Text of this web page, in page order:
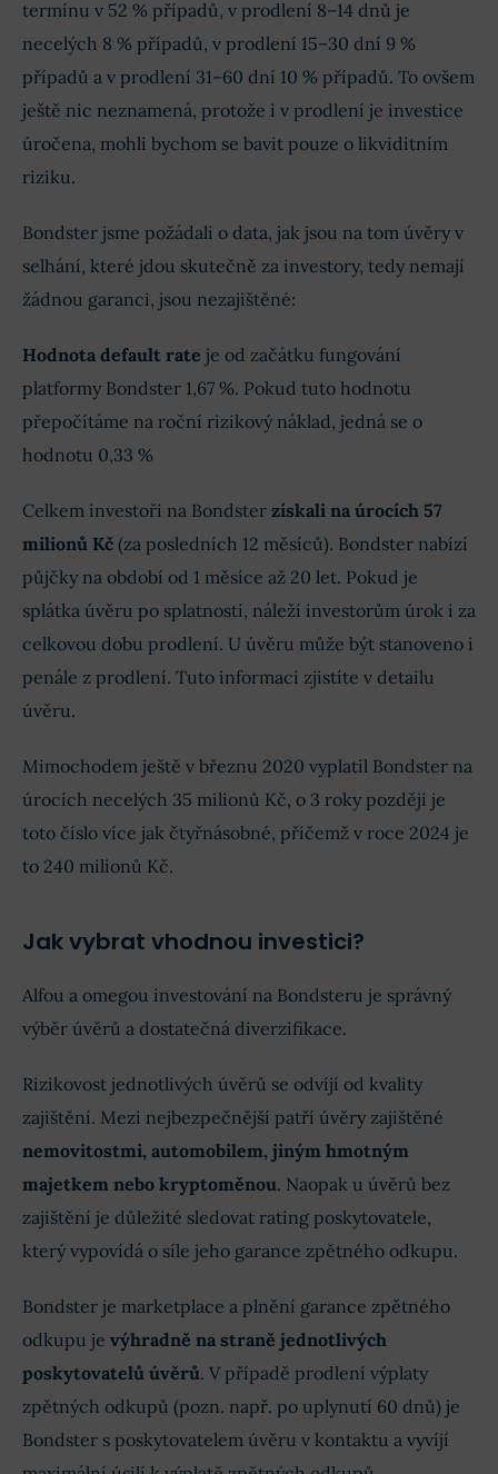
termínu v 52 % případů, v prodlení 8–14 dnů je
necelých 8 % případů, v prodlení 15–30 dní 9 %
případů a v prodlení 31–60 dní 10 % případů. To ovšem
ještě nic neznamená, protože i v prodlení je investice
úročena, mohli bychom se bavit pouze o likviditním
riziku.
Bondster jsme požádali o data, jak jsou na tom úvěry v
selhání, které jdou skutečně za investory, tedy nemají
žádnou garanci, jsou nezajištěné:
Hodnota default rate je od začátku fungování
platformy Bondster 1,67 %. Pokud tuto hodnotu
přepočítáme na roční rizikový náklad, jedná se o
hodnotu 0,33 %
Celkem investoři na Bondster získali na úrocích 57
milionů Kč (za posledních 12 měsíců). Bondster nabízí
půjčky na období od 1 měsíce až 20 let. Pokud je
splátka úvěru po splatnosti, náleží investorům úrok i za
celkovou dobu prodlení. U úvěru může být stanoveno i
penále z prodlení. Tuto informaci zjistíte v detailu
úvěru.
Mimochodem ještě v březnu 2020 vyplatil Bondster na
úrocích necelých 35 milionů Kč, o 3 roky později je
toto číslo více jak čtyřnásobné, přičemž v roce 2024 je
to 240 milionů Kč.
Jak vybrat vhodnou investici?
Alfou a omegou investování na Bondsteru je správný
výběr úvěrů a dostatečná diverzifikace.
Rizikovost jednotlivých úvěrů se odvíjí od kvality
zajištění. Mezi nejbezpečnější patří úvěry zajištěné
nemovitostmi, automobilem, jiným hmotným
majetkem nebo kryptoměnou. Naopak u úvěrů bez
zajištění je důležité sledovat rating poskytovatele,
který vypovídá o síle jeho garance zpětného odkupu.
Bondster je marketplace a plnění garance zpětného
odkupu je výhradně na straně jednotlivých
poskytovatelů úvěrů. V případě prodlení výplaty
zpětných odkupů (pozn. např. po uplynutí 60 dnů) je
Bondster s poskytovatelem úvěru v kontaktu a vyvíjí